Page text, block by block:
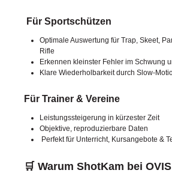
Für Sportschützen
Optimale Auswertung für Trap, Skeet,
Rifle
Erkennen kleinster Fehler im Schwung
Klare Wiederholbarkeit durch Slow-
Für Trainer & Vereine
Leistungssteigerung in kürzester Zeit
Objektive, reproduzierbare Daten
Perfekt für Unterricht, Kursangebote &
🛒 Warum ShotKam bei